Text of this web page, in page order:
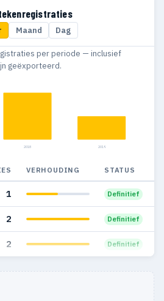
—
—
Maand Dag
per periode — inclusief
geëxporteerd.
2018 2019
VERHOUDING STATUS
1 Definitief
2 Definitief
2 Definitief